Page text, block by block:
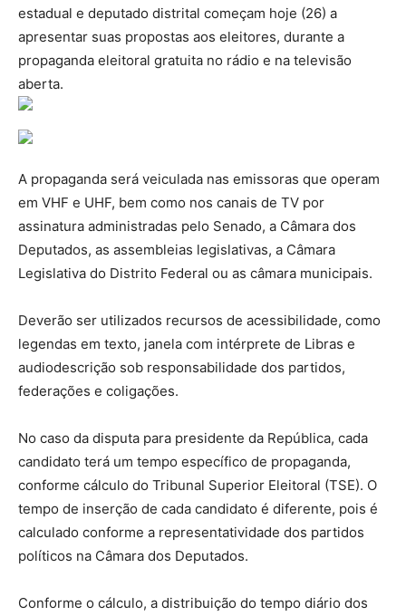
estadual e deputado distrital começam hoje (26) a
apresentar suas propostas aos eleitores, durante a
propaganda eleitoral gratuita no rádio e na televisão
aberta.
A propaganda será veiculada nas emissoras que operam
em VHF e UHF, bem como nos canais de TV por
assinatura administradas pelo Senado, a Câmara dos
Deputados, as assembleias legislativas, a Câmara
Legislativa do Distrito Federal ou as câmara municipais.
Deverão ser utilizados recursos de acessibilidade, como
legendas em texto, janela com intérprete de Libras e
audiodescrição sob responsabilidade dos partidos,
federações e coligações.
No caso da disputa para presidente da República, cada
candidato terá um tempo específico de propaganda,
conforme cálculo do Tribunal Superior Eleitoral (TSE). O
tempo de inserção de cada candidato é diferente, pois é
calculado conforme a representatividade dos partidos
políticos na Câmara dos Deputados.
Conforme o cálculo, a distribuição do tempo diário dos